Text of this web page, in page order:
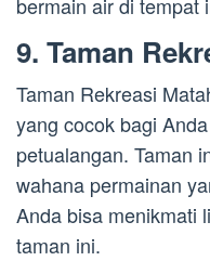
bermain air di tempat
9. Taman
Taman Rekreasi
yang cocok bagi
petualangan. Taman
wahana permainan
Anda bisa menikmati
taman ini.